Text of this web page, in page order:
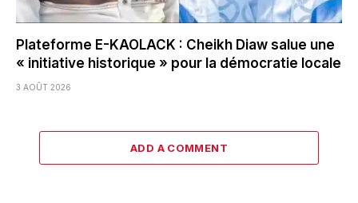
Plateforme E-KAOLACK : Cheikh Diaw salue une
« initiative historique » pour la démocratie locale
3 AOÛT 2026
ADD A COMMENT